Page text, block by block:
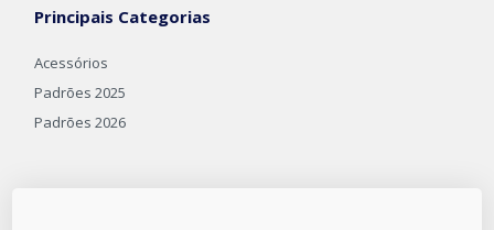
Principais Categorias
Acessórios
Padrões 2025
Padrões 2026